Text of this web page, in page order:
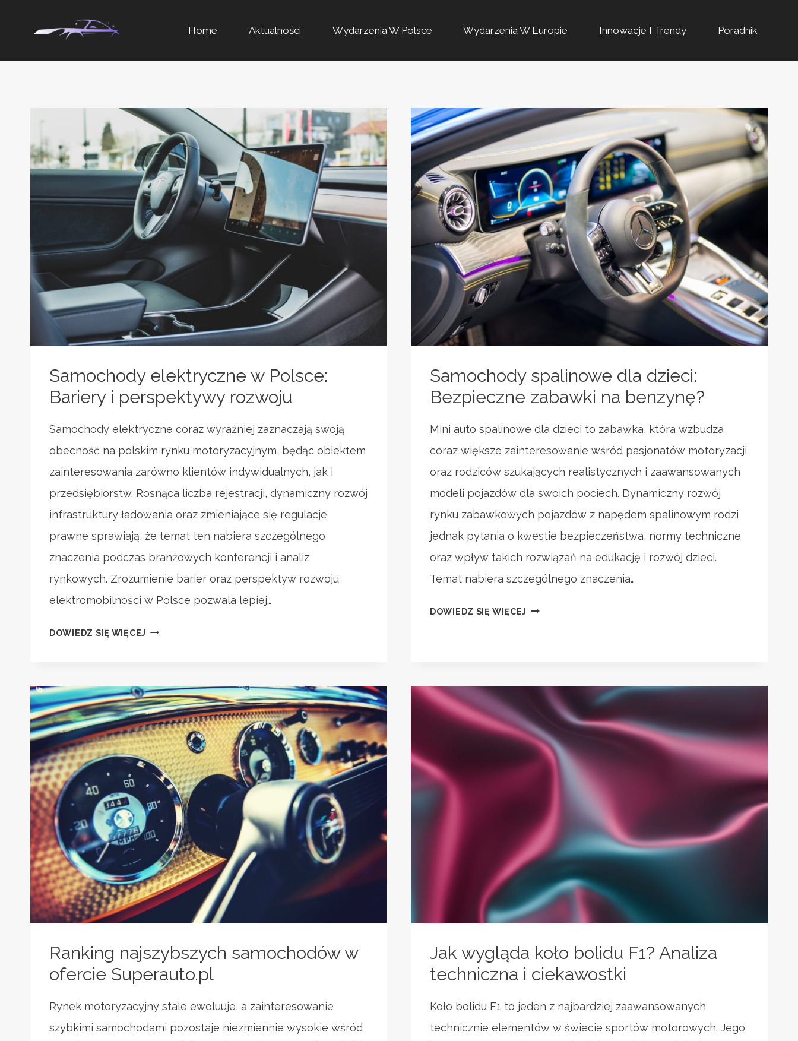
Home Aktualności Wydarzenia W Polsce Wydarzenia W Europie Innowacje I Trendy Poradnik
Samochody elektryczne w Polsce:
Bariery i perspektywy rozwoju
Samochody elektryczne coraz wyraźniej zaznaczają swoją
obecność na polskim rynku motoryzacyjnym, będąc obiektem
zainteresowania zarówno klientów indywidualnych, jak i
przedsiębiorstw. Rosnąca liczba rejestracji, dynamiczny rozwój
infrastruktury ładowania oraz zmieniające się regulacje
prawne sprawiają, że temat ten nabiera szczególnego
znaczenia podczas branżowych konferencji i analiz
rynkowych. Zrozumienie barier oraz perspektyw rozwoju
elektromobilności w Polsce pozwala lepiej…
DOWIEDZ SIĘ WIĘCEJ SAMOCHODY
BARIERY
I
PERSPEKTYWY
ROZWOJU
Samochody spalinowe dla dzieci:
Bezpieczne zabawki na benzynę?
Mini auto spalinowe dla dzieci to zabawka, która wzbudza
coraz większe zainteresowanie wśród pasjonatów motoryzacji
oraz rodziców szukających realistycznych i zaawansowanych
modeli pojazdów dla swoich pociech. Dynamiczny rozwój
rynku zabawkowych pojazdów z napędem spalinowym rodzi
jednak pytania o kwestie bezpieczeństwa, normy techniczne
oraz wpływ takich rozwiązań na edukację i rozwój dzieci.
Temat nabiera szczególnego znaczenia…
DOWIEDZ SIĘ WIĘCEJ SAMOCHODY
BENZYNĘ?
Ranking najszybszych samochodów w
ofercie Superauto.pl
Rynek motoryzacyjny stale ewoluuje, a zainteresowanie
szybkimi samochodami pozostaje niezmiennie wysokie wśród
Jak wygląda koło bolidu F1? Analiza
techniczna i ciekawostki
Koło bolidu F1 to jeden z najbardziej zaawansowanych
technicznie elementów w świecie sportów motorowych. Jego